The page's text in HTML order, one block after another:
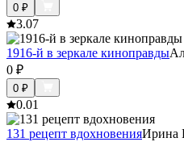
0 ₽
3.07
1916-й в зеркале киноправды
0 ₽
0 ₽
0.01
131 рецепт вдохновенияИрина